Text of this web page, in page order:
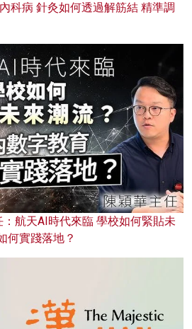
科病 針灸如何透過解筋結 精準調
航天AI時代來臨 學校如何緊貼未
何實踐落地？